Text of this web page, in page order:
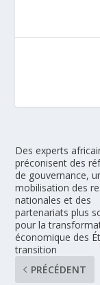
Des experts
préconisent des
de gouvernance,
mobilisation des
nationales et des
partenariats plus
pour la
économique des
transition
PRÉCÉDENT